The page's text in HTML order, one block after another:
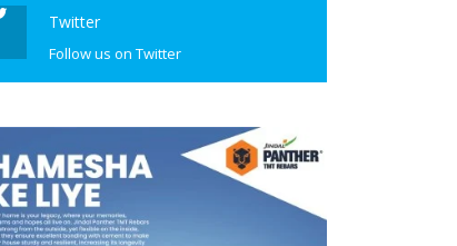
Twitter
Follow us on Twitter